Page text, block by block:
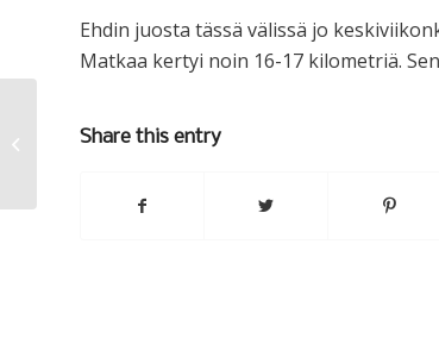
Ehdin juosta tässä välissä jo
Matkaa kertyi noin 16-17 kilometriä.
Share this entry
Action